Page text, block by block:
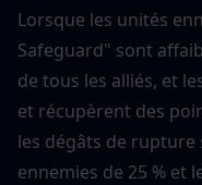
Lorsque les unités
Safeguard" sont
de tous les alliés, et
et récupèrent des
les dégâts de rupture
ennemies de 25 % et